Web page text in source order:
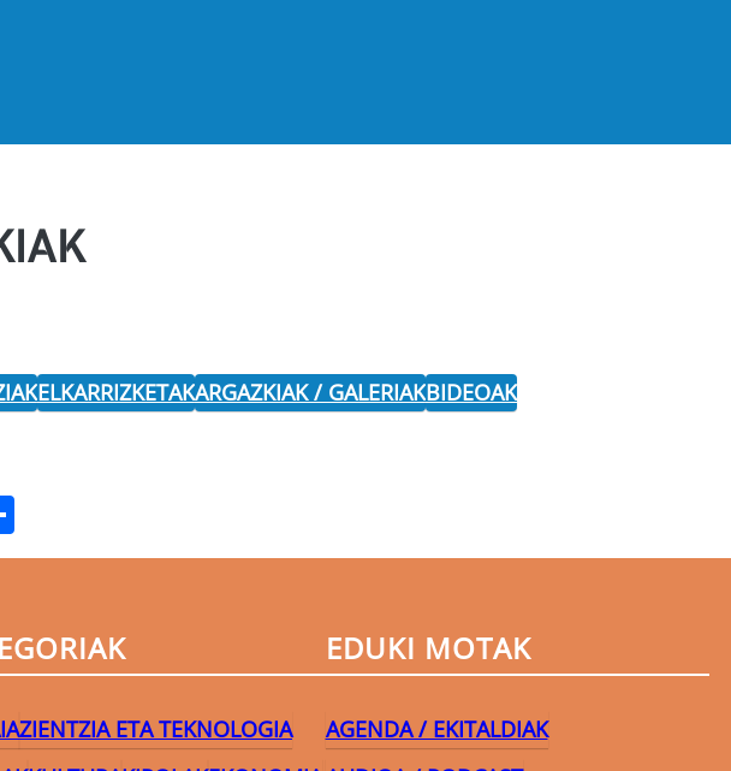
ELKARRIZKETAKARGAZKIAK / GALERIAKBIDEOAK
ZIENTZIA ETA TEKNOLOGIA
EDUKI MOTAK
AGENDA / EKITALDIAK